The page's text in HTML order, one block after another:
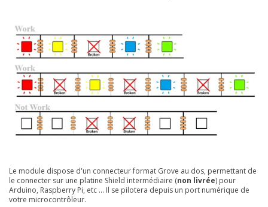
Le module dispose d'un connecteur format Grove au dos, permettant de
le connecter sur une platine Shield intermédiaire (non livrée) pour
Arduino, Raspberry Pi, etc ... Il se pilotera depuis un port numérique de
votre microcontrôleur.